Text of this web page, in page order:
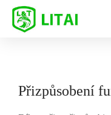
Přizpůsobení